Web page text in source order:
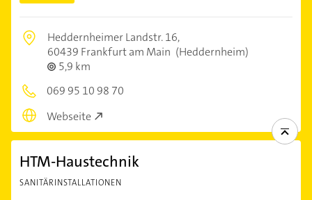
Heddernheimer Landstr. 16,
60439 Frankfurt am Main (Heddernheim)
5,9 km
069 95 10 98 70
Webseite
HTM-Haustechnik
SANITÄRINSTALLATIONEN